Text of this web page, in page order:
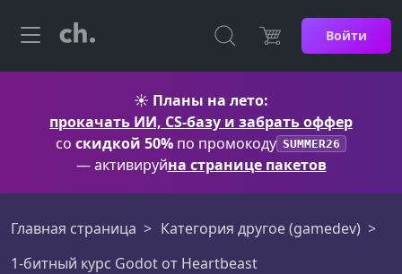
Войти
☀️ Планы на лето:
прокачать ИИ, CS-базу и забрать оффер
со скидкой 50% по промокоду SUMMER26
— активируйна странице пакетов
Главная страница
Категория другое (gamedev)
1-битный курс Godot от Heartbeast